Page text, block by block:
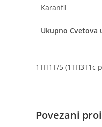
Karanfil
Ukupno Cvetova
1ТП1Т/5 (1ТП3Т1с
Povezani